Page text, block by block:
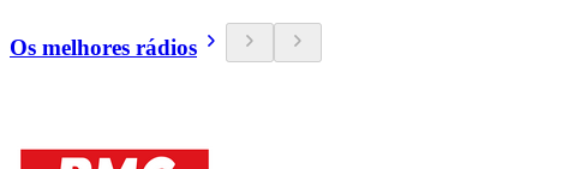
Os melhores rádios